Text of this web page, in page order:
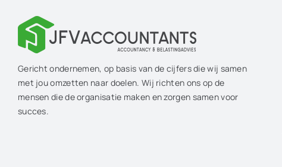
Gericht ondernemen, op basis van de cijfers die wij samen
met jou omzetten naar doelen. Wij richten ons op de
mensen die de organisatie maken en zorgen samen voor
succes.